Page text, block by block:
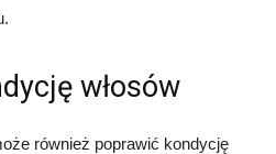
włosów
również poprawić kondycję